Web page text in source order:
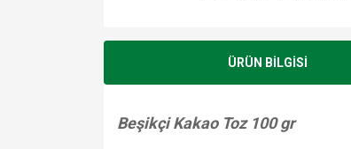
ÜRÜN BİLGİSİ
Beşikçi Kakao Toz 100 gr